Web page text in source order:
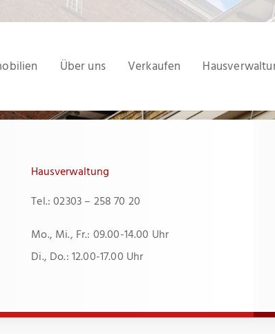
Über uns Verkaufen
Hausverwaltung
Tel.: 02303 – 258 70 20
Mo., Mi., Fr.: 09.00-14.00 Uhr
Di., Do.: 12.00-17.00 Uhr